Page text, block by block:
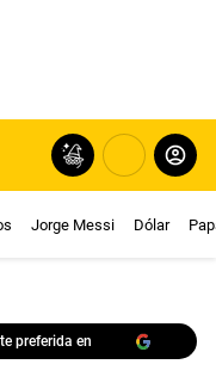
Jorge Messi Dólar
preferida en